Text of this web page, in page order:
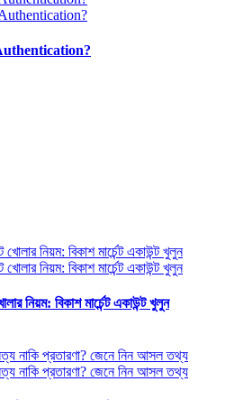
নিয়ম: বিকাশ মার্চেন্ট একাউন্ট খুলুন